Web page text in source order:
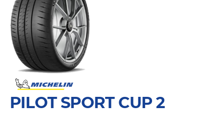
PILOT SPORT CUP 2